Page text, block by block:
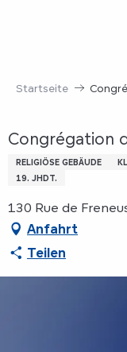
Startseite
Congrégation
RELIGIÖSE GEBÄUDE
19. JHDT.
130 Rue de
Anfahrt
Teilen